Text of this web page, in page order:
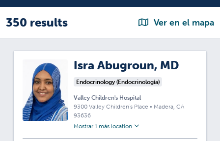
350 results Ver en el mapa
Isra Abugroun, MD
Endocrinology (Endocrinología)
Valley Children's Hospital
9300 Valley Children's Place • Madera, CA
93636
Mostrar 1 más location